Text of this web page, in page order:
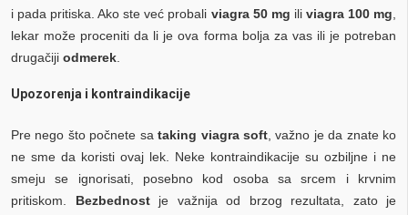
i pada pritiska. Ako ste već probali viagra 50 mg ili viagra 100 mg
lekar može proceniti da li je ova forma bolja za vas ili je potreban
drugačiji odmerek
Upozorenja i kontraindikacije
Pre nego što počnete sataking viagra soft, važno je da znate ko
ne sme da koristi ovaj lek. Neke kontraindikacije su ozbiljne i ne
smeju se ignorisati, posebno kod osoba sa srcem i krvnim
pritiskom. Bezbednostje važnija od brzog rezultata, zato je